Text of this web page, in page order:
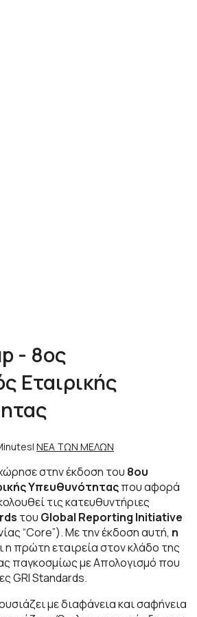
- 8ος
Εταιρικής
| ΝΕΑ ΤΩΝ ΜΕΛΩΝ
στην έκδοση του 8ου
Υπευθυνότηταςπου αφορά
τις κατευθυντήριες
του Global Reporting Initiative
“Core”). Με την έκδοση αυτή, η
η πρώτη εταιρεία στον κλάδο της
παγκοσμίως με Απολογισμό που
GRI Standards.
με διαφάνεια και σαφήνεια